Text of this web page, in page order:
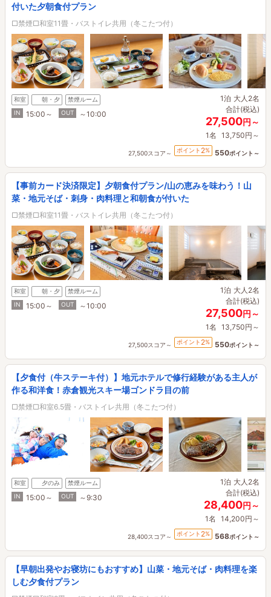
付いた夕朝食付プラン
□禁煙□和室11畳・バストイレ共用（冬こたつ付）
和室 朝・夕
禁煙ルーム
IN
15:00～ OUT ～10:00
1泊 大人2名
合計(税込)
27,500円～
1名 13,750円～
27,500スコア～ ポイント 2% 550ポイント～
【事前カード決済限定】夕朝食付プラン/山の恵みを味わう！山
菜・地元そば・刺身・肉料理と和朝食が付いた
□禁煙□和室11畳・バストイレ共用（冬こたつ付）
和室 朝・夕
禁煙ルーム
IN
15:00～ OUT ～10:00
1泊 大人2名
合計(税込)
27,500円～
1名 13,750円～
27,500スコア～ ポイント 2% 550ポイント～
【夕食付（牛ステーキ付）】地元ホテルで修行経験がある主人が
作る和洋食！赤倉観光スキー場ゴンドラ目の前
□禁煙□和室6.5畳・バストイレ共用（冬こたつ付）
和室 夕のみ
禁煙ルーム
IN
15:00～ OUT ～9:30
1泊 大人2名
合計(税込)
28,400円～
1名 14,200円～
28,400スコア～ ポイント 2% 568ポイント～
【早朝出発やお寝坊にもおすすめ】山菜・地元そば・肉料理を楽
しむ夕食付プラン